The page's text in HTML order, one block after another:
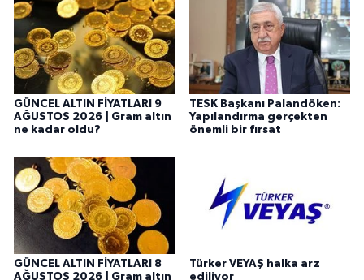
GÜNCEL ALTIN FİYATLARI 9
AĞUSTOS 2026 | Gram altın
ne kadar oldu?
TESK Başkanı Palandöken:
Yapılandırma gerçekten
önemli bir fırsat
GÜNCEL ALTIN FİYATLARI 8
AĞUSTOS 2026 | Gram altın
Türker VEYAŞ halka arz
ediliyor